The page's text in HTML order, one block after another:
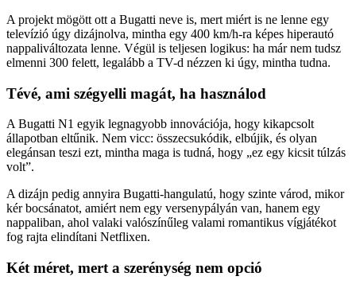
A projekt mögött ott a Bugatti neve is, mert miért is ne lenne egy
televízió úgy dizájnolva, mintha egy 400 km/h-ra képes hiperautó
nappaliváltozata lenne. Végül is teljesen logikus: ha már nem tudsz
elmenni 300 felett, legalább a TV-d nézzen ki úgy, mintha tudna.
Tévé, ami szégyelli magát, ha használod
A Bugatti N1 egyik legnagyobb innovációja, hogy kikapcsolt
állapotban eltűnik. Nem vicc: összecsukódik, elbújik, és olyan
elegánsan teszi ezt, mintha maga is tudná, hogy „ez egy kicsit túlzás
volt”.
A dizájn pedig annyira Bugatti-hangulatú, hogy szinte várod, mikor
kér bocsánatot, amiért nem egy versenypályán van, hanem egy
nappaliban, ahol valaki valószínűleg valami romantikus vígjátékot
fog rajta elindítani Netflixen.
Két méret, mert a szerénység nem opció